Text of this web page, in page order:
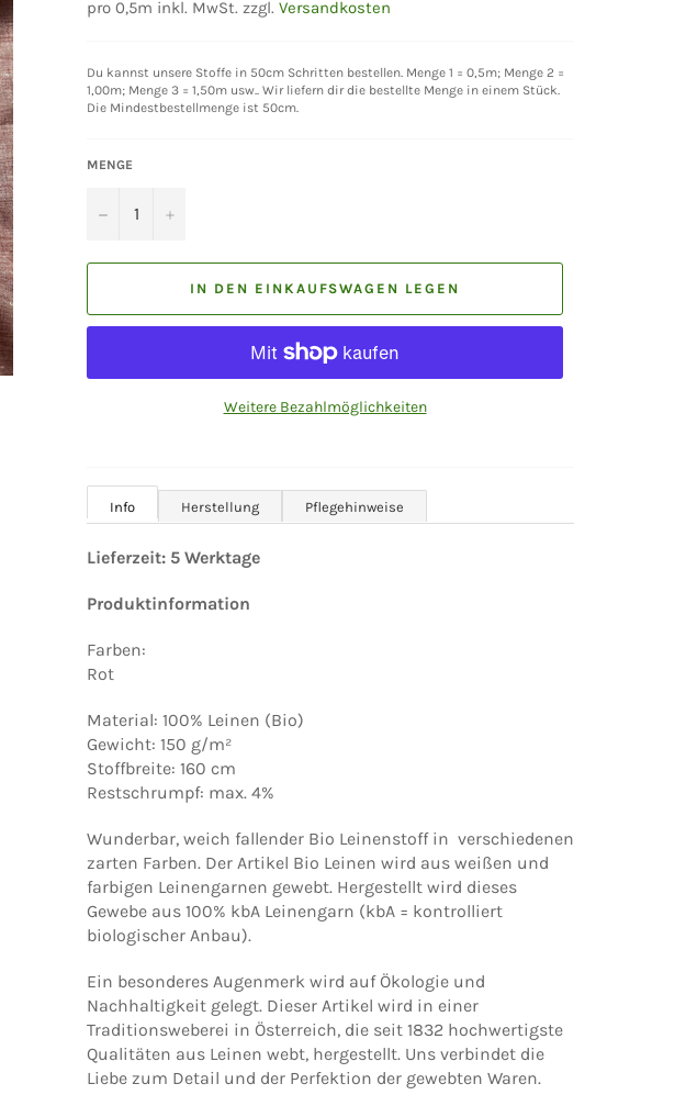
pro 0,5m inkl. MwSt. zzgl. Versandkosten
Du kannst unsere Stoffe in 50cm Schritten bestellen. Menge 1 = 0,5m; Menge 2 =
1,00m; Menge 3 = 1,50m usw.. Wir liefern dir die bestellte Menge in einem Stück.
Die Mindestbestellmenge ist 50cm.
MENGE
− +
IN DEN EINKAUFSWAGEN LEGEN
Weitere Bezahlmöglichkeiten
Info Herstellung Pflegehinweise
Lieferzeit: 5 Werktage
Produktinformation
Farben:
Rot
Material: 100% Leinen (Bio)
Gewicht: 150 g/m²
Stoffbreite: 160 cm
Restschrumpf: max. 4%
Wunderbar, weich fallender Bio Leinenstoff in verschiedenen
zarten Farben. Der Artikel Bio Leinen wird aus weißen und
farbigen Leinengarnen gewebt. Hergestellt wird dieses
Gewebe aus 100% kbA Leinengarn (kbA = kontrolliert
biologischer Anbau).
Ein besonderes Augenmerk wird auf Ökologie und
Nachhaltigkeit gelegt. Dieser Artikel wird in einer
Traditionsweberei in Österreich, die seit 1832 hochwertigste
Qualitäten aus Leinen webt, hergestellt. Uns verbindet die
Liebe zum Detail und der Perfektion der gewebten Waren.